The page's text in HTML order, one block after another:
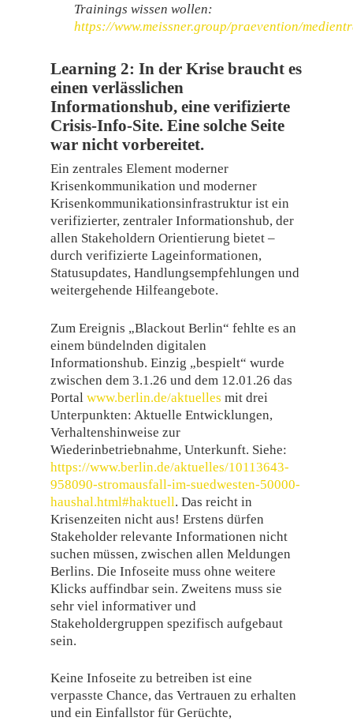
Trainings wissen wollen:
https://www.meissner.group/praevention/
Learning 2:In der Krise braucht es
einen verlässlichen
Informationshub, eine verifizierte
Crisis-Info-Site. Eine solche Seite
war nicht vorbereitet.
Ein zentrales Element moderner
Krisenkommunikation und moderner
Krisenkommunikationsinfrastruktur ist ein
verifizierter, zentraler Informationshub, der
allen Stakeholdern Orientierung bietet –
durch verifizierte Lageinformationen,
Statusupdates, Handlungsempfehlungen und
weitergehende Hilfeangebote.
Zum Ereignis „Blackout Berlin“ fehlte es an
einem bündelnden digitalen
Informationshub. Einzig „bespielt“ wurde
zwischen dem 3.1.26 und dem 12.01.26 das
Portalwww.berlin.de/aktuelles mit drei
Unterpunkten: Aktuelle Entwicklungen,
Verhaltenshinweise zur
Wiederinbetriebnahme, Unterkunft. Siehe:
https://www.berlin.de/aktuelles/10113643-
958090-stromausfall-im-suedwesten-50000-
haushal.html#haktuell. Das reicht in
Krisenzeiten nicht aus! Erstens dürfen
Stakeholder relevante Informationen nicht
suchen müssen, zwischen allen Meldungen
Berlins. Die Infoseite muss ohne weitere
Klicks auffindbar sein. Zweitens muss sie
sehr viel informativer und
Stakeholdergruppen spezifisch aufgebaut
sein.
Keine Infoseite zu betreiben ist eine
verpasste Chance, das Vertrauen zu erhalten
und ein Einfallstor für Gerüchte,